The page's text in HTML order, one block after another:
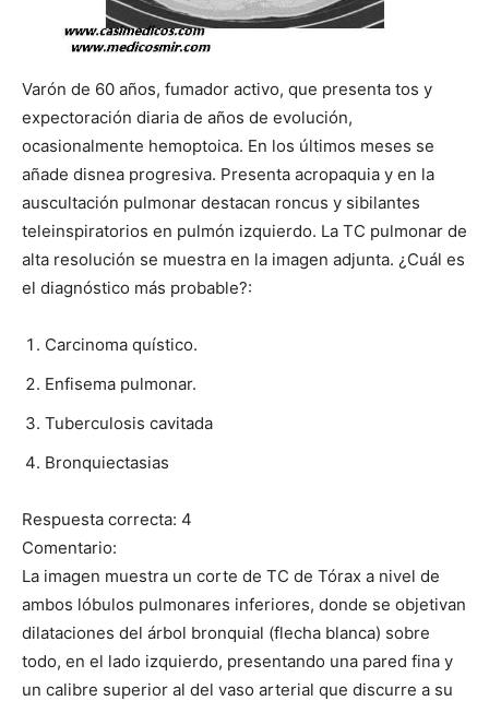
Varón de 60 años, fumador activo, que presenta tos y
expectoración diaria de años de evolución,
ocasionalmente hemoptoica. En los últimos meses se
añade disnea progresiva. Presenta acropaquia y en la
auscultación pulmonar destacan roncus y sibilantes
teleinspiratorios en pulmón izquierdo. La TC pulmonar de
alta resolución se muestra en la imagen adjunta. ¿Cuál es
el diagnóstico más probable?:
Carcinoma quístico.
Enfisema pulmonar.
Tuberculosis cavitada
Bronquiectasias
Respuesta correcta: 4
Comentario:
La imagen muestra un corte de TC de Tórax a nivel de
ambos lóbulos pulmonares inferiores, donde se objetivan
dilataciones del árbol bronquial (flecha blanca) sobre
todo, en el lado izquierdo, presentando una pared fina y
un calibre superior al del vaso arterial que discurre a su